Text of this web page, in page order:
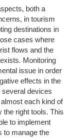
both a
in tourism
destinations in
cases where
flows and the
Monitoring
issue in order
effects in the
several devices
each kind of
the right tools. This
to implement
to manage the